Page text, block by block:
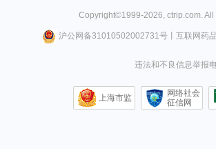
Copyright©1999-2026 ctrip.com .
沪公网备31010502002731号丨 互联网药
违法和不良信息举报
上海市监
网络社会
征信网